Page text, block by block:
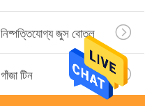
নিষ্পত্তিযোগ্য জুস বোতল
গাঁজা টিন